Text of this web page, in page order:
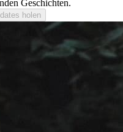
Geschichten.
holen